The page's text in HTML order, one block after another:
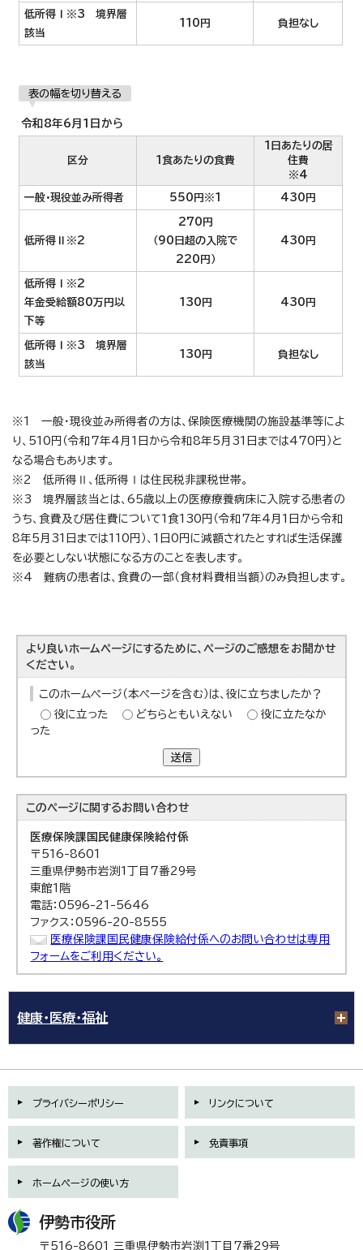
低所得Ⅰ※3 境界層
該当
110円 負担なし
表の幅を切り替える
令和8年6月1日から
区分 1食あたりの食費
1日あたりの居
住費
※4
一般・現役並み所得者 550円※1 430円
低所得Ⅱ※2
270円
（90日超の入院で
220円）
430円
低所得Ⅰ※2
年金受給額80万円以
下等
130円 430円
低所得Ⅰ※3 境界層
該当
130円 負担なし
※1 一般・現役並み所得者の方は、保険医療機関の施設基準等によ
り、510円（令和7年4月1日から令和8年5月31日までは470円）と
なる場合もあります。
※2 低所得Ⅱ、低所得Ⅰは住民税非課税世帯。
※3 境界層該当とは、65歳以上の医療療養病床に入院する患者の
うち、食費及び居住費について1食130円（令和7年4月1日から令和
8年5月31日までは110円）、1日0円に減額されたとすれば生活保護
を必要としない状態になる方のことを表します。
※4 難病の患者は、食費の一部（食材料費相当額）のみ負担します。
より良いホームページにするために、ページのご感想をお聞かせ
ください。
このホームページ（本ページを含む）は、役に立ちましたか？
役に立った
どちらともいえない
役に立たなか
った
送信
このページに関するお問い合わせ
医療保険課 国民健康保険給付係
〒516-8601
三重県伊勢市岩渕1丁目7番29号
東館1階
電話：0596-21-5646
ファクス：0596-20-8555
医療保険課国民健康保険給付係へのお問い合わせは専用
フォームをご利用ください。
健康・医療・福祉
プライバシーポリシー リンクについて
著作権について 免責事項
ホームページの使い方
伊勢市役所
〒516-8601 三重県伊勢市岩渕1丁目7番29号